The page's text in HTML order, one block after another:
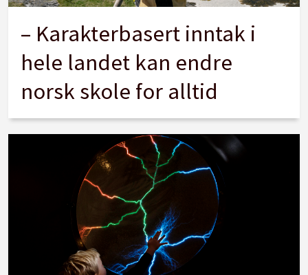
– Karakterbasert inntak i
hele landet kan endre
norsk skole for alltid